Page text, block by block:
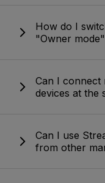
How do I
"Owner
Can I connect
devices at the
Can I use
from other